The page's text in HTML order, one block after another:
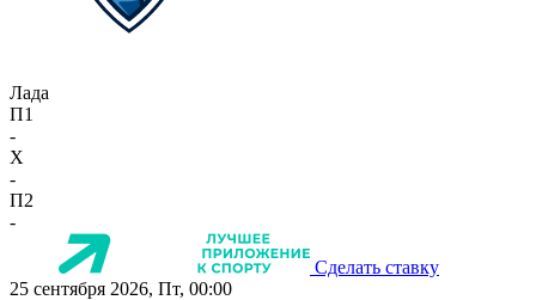
Лада
П1
-
X
-
П2
-
Сделать ставку
25 сентября 2026, Пт, 00:00